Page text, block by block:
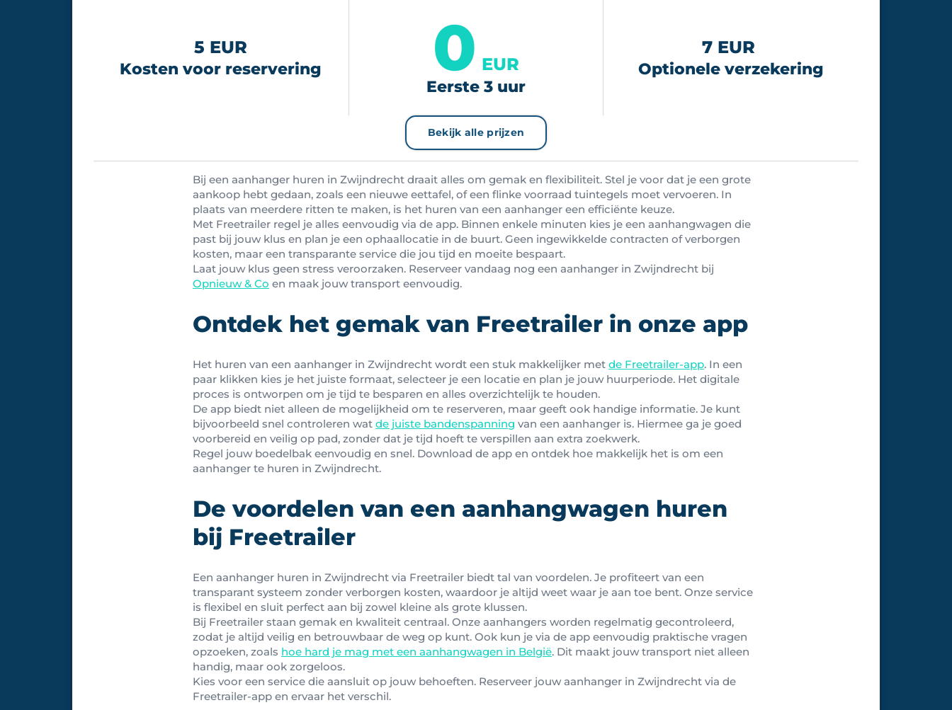
5 EUR
Kosten voor reservering 0 EUR
Eerste 3 uur
7 EUR
Optionele verzekering
Bekijk alle prijzen
Bij een aanhanger huren in Zwijndrecht draait alles om gemak en flexibiliteit. Stel je voor dat je een grote
aankoop hebt gedaan, zoals een nieuwe eettafel, of een flinke voorraad tuintegels moet vervoeren. In
plaats van meerdere ritten te maken, is het huren van een aanhanger een efficiënte keuze.
Met Freetrailer regel je alles eenvoudig via de app. Binnen enkele minuten kies je een aanhangwagen die
past bij jouw klus en plan je een ophaallocatie in de buurt. Geen ingewikkelde contracten of verborgen
kosten, maar een transparante service die jou tijd en moeite bespaart.
Laat jouw klus geen stress veroorzaken. Reserveer vandaag nog een aanhanger in Zwijndrecht bij
Opnieuw & Co en maak jouw transport eenvoudig.
Ontdek het gemak van Freetrailer in onze app
Het huren van een aanhanger in Zwijndrecht wordt een stuk makkelijker met de Freetrailer-app. In een
paar klikken kies je het juiste formaat, selecteer je een locatie en plan je jouw huurperiode. Het digitale
proces is ontworpen om je tijd te besparen en alles overzichtelijk te houden.
De app biedt niet alleen de mogelijkheid om te reserveren, maar geeft ook handige informatie. Je kunt
bijvoorbeeld snel controleren wat de juiste bandenspanning van een aanhanger is. Hiermee ga je goed
voorbereid en veilig op pad, zonder dat je tijd hoeft te verspillen aan extra zoekwerk.
Regel jouw boedelbak eenvoudig en snel. Download de app en ontdek hoe makkelijk het is om een
aanhanger te huren in Zwijndrecht.
De voordelen van een aanhangwagen huren
bij Freetrailer
Een aanhanger huren in Zwijndrecht via Freetrailer biedt tal van voordelen. Je profiteert van een
transparant systeem zonder verborgen kosten, waardoor je altijd weet waar je aan toe bent. Onze service
is flexibel en sluit perfect aan bij zowel kleine als grote klussen.
Bij Freetrailer staan gemak en kwaliteit centraal. Onze aanhangers worden regelmatig gecontroleerd,
zodat je altijd veilig en betrouwbaar de weg op kunt. Ook kun je via de app eenvoudig praktische vragen
opzoeken, zoals hoe hard je mag met een aanhangwagen in België. Dit maakt jouw transport niet alleen
handig, maar ook zorgeloos.
Kies voor een service die aansluit op jouw behoeften. Reserveer jouw aanhanger in Zwijndrecht via de
Freetrailer-app en ervaar het verschil.